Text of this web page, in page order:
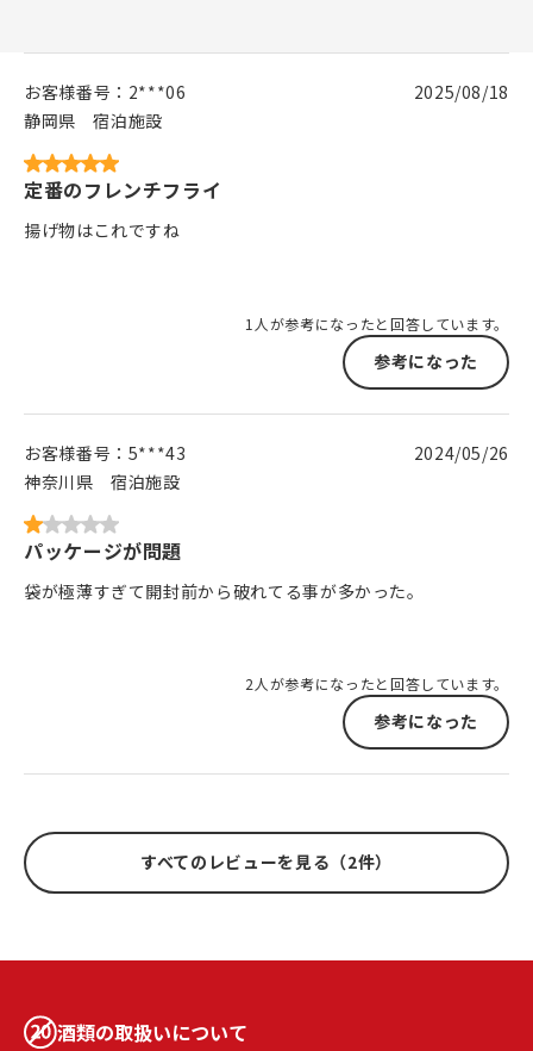
お客様番号： 2***06
静岡県
宿泊施設
2025/08/18
定番のフレンチフライ
揚げ物はこれですね
1人が参考になったと回答しています。
参考になった
お客様番号： 5***43
神奈川県
宿泊施設
2024/05/26
パッケージが問題
袋が極薄すぎて開封前から破れてる事が多かった。
2人が参考になったと回答しています。
参考になった
すべてのレビューを見る（2件）
酒類の取扱いについて